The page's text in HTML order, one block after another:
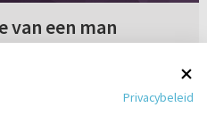
van een man
Zou u wat meerPrivacybeleid